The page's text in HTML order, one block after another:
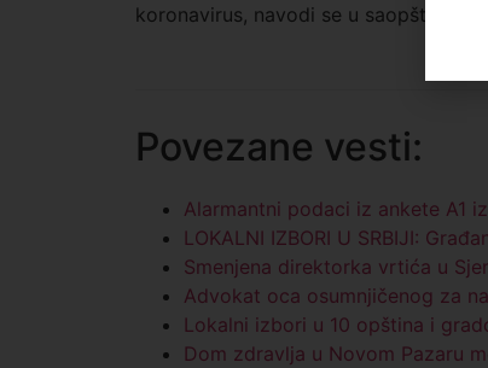
koronavirus, navodi se u saopštenju.
Povezane vesti:
Alarmantni podaci iz ankete A1
LOKALNI IZBORI U SRBIJI:
Smenjena direktorka vrtića u
Advokat oca osumnjičenog za
Lokalni izbori u 10 opština i
Dom zdravlja u Novom Pazaru